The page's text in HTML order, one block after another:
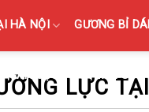
HÀ NỘI GƯƠNG BỈ
GÂN SỌC, KÍNH VÂN SỌC
LỰC